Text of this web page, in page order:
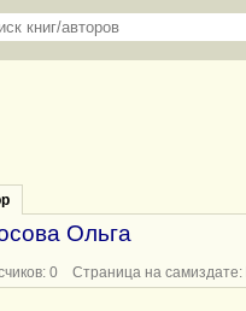
Ольга
0 Страница на самиздате: